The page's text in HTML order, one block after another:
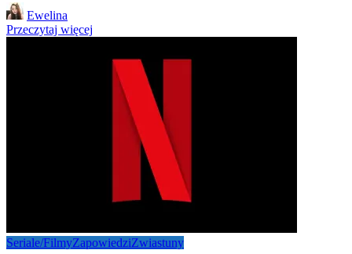
Posted
by
Ewelina
Przeczytaj więcej
Seriale/FilmyZapowiedziZwiastuny